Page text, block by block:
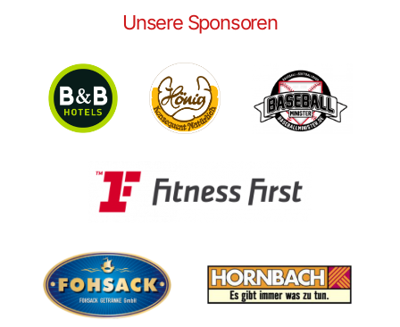
Unsere Sponsoren